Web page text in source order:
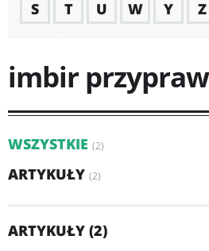
S
T U W Y Z
imbir
WSZYSTKIE (2)
ARTYKUŁY (2)
ARTYKUŁY (2)